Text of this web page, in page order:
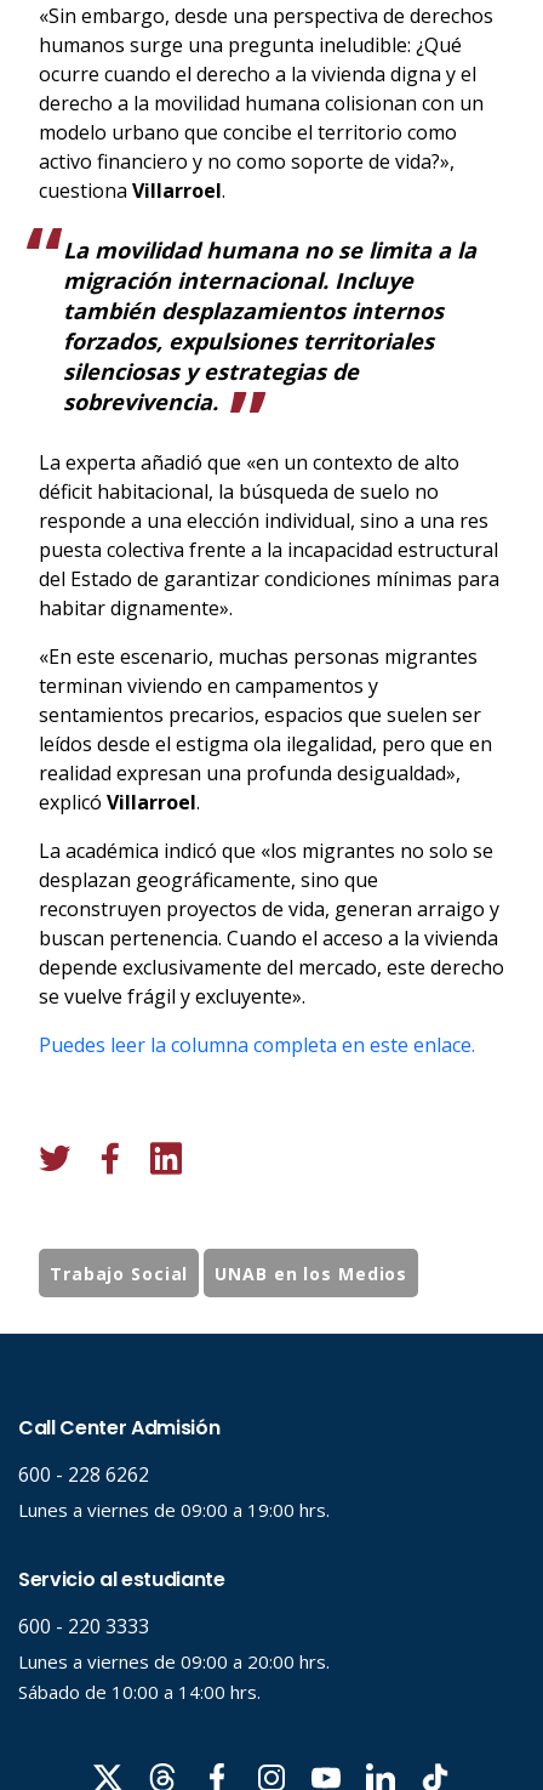
«Sin embargo, desde una perspectiva de derechos
humanos surge una pregunta ineludible: ¿Qué
ocurre cuando el derecho a la vivienda digna y el
derecho a la movilidad humana colisionan con un
modelo urbano que concibe el territorio como
activo financiero y no como soporte de vida?»,
cuestiona Villarroel.
La movilidad humana no se limita a la
migración internacional. Incluye
también desplazamientos internos
forzados, expulsiones territoriales
silenciosas y estrategias de
sobrevivencia.
La experta añadió que «en un contexto de alto
déficit habitacional, la búsqueda de suelo no
responde a una elección individual, sino a una res
puesta colectiva frente a la incapacidad estructural
del Estado de garantizar condiciones mínimas para
habitar dignamente».
«En este escenario, muchas personas migrantes
terminan viviendo en campamentos y
sentamientos precarios, espacios que suelen ser
leídos desde el estigma ola ilegalidad, pero que en
realidad expresan una profunda desigualdad»,
explicó Villarroel.
La académica indicó que «los migrantes no solo se
desplazan geográficamente, sino que
reconstruyen proyectos de vida, generan arraigo y
buscan pertenencia. Cuando el acceso a la vivienda
depende exclusivamente del mercado, este derecho
se vuelve frágil y excluyente».
Puedes leer la columna completa en este enlace.
Trabajo Social UNAB en los Medios